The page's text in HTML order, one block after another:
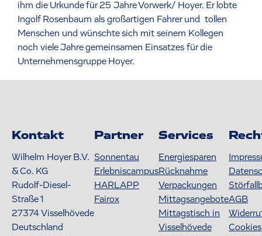
ihm die Urkunde für 25 Jahre Vorwerk/ Hoyer. Er lobte
Ingolf Rosenbaum als großartigen Fahrer und tollen
Menschen und wünschte sich mit seinem Kollegen
noch viele Jahre gemeinsamen Einsatzes für die
Unternehmensgruppe Hoyer.
Kontakt
Wilhelm Hoyer B.V.
& Co. KG
Rudolf-Diesel-
Straße 1
27374Visselhövede
Deutschland
Partner
Sonnentau
Erlebniscampus
HARLAPP
Fairox
Services
Energiesparen
Rücknahme
Verpackungen
Mittagsangebote
Mittagstisch in
Visselhövede
AGB
Cookies